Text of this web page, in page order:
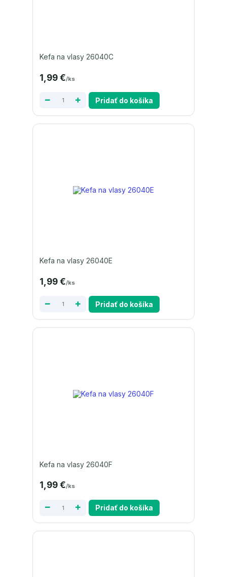
Kefa na vlasy 26040C
1,99 €/ks
Pridať do košíka
Kefa na vlasy 26040E
1,99 €/ks
Pridať do košíka
Kefa na vlasy 26040F
1,99 €/ks
Pridať do košíka